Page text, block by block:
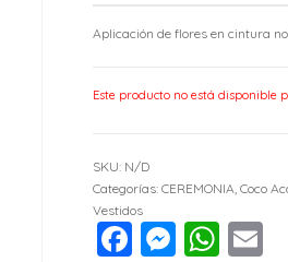
Aplicación de flores en cintura
Este producto no está disponible
SKU: N/D
Categorías:CEREMONIA ,Coco
Vestidos
Facebook